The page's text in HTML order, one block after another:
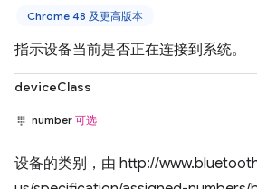
Chrome 48 及更高版本
指示设备当前是否正在连接到系统。
deviceClass
number 可选
设备的类别，由 http://